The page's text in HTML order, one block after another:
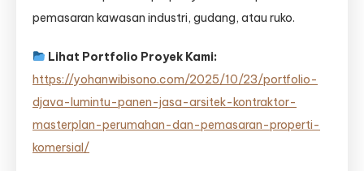
pemasaran kawasan industri, gudang, atau ruko.
Lihat Portfolio Proyek Kami:
https://yohanwibisono.com/2025/10/23/portfolio-
djava-lumintu-panen-jasa-arsitek-kontraktor-
masterplan-perumahan-dan-pemasaran-properti-
komersial/